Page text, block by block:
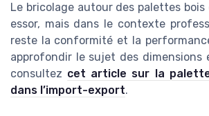
Le bricolage autour des palettes bois
essor, mais dans le contexte
reste la conformité et la
approfondir le sujet des dimensions
consultez cet article sur la
dans l’import-export.